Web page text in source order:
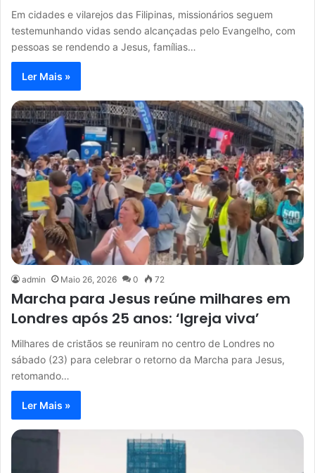
Em cidades e vilarejos das Filipinas, missionários seguem
testemunhando vidas sendo alcançadas pelo Evangelho, com
pessoas se rendendo a Jesus, famílias…
Ler Mais »
admin Maio 26, 2026 0 72
Marcha para Jesus reúne milhares em
Londres após 25 anos: ‘Igreja viva’
Milhares de cristãos se reuniram no centro de Londres no
sábado (23) para celebrar o retorno da Marcha para Jesus,
retomando…
Ler Mais »